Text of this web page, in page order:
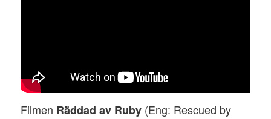
Filmen Räddad av Ruby (Eng: Rescued by